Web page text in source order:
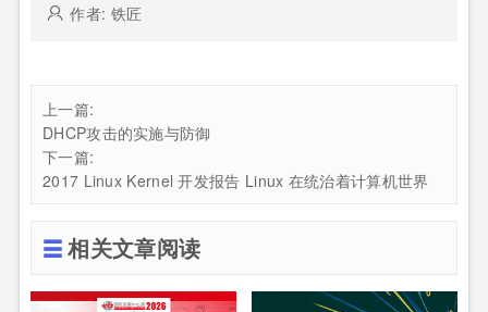
作者: 铁匠
上一篇:
DHCP攻击的实施与防御
下一篇:
2017 Linux Kernel 开发报告 Linux 在统治着计算机世界
相关文章阅读